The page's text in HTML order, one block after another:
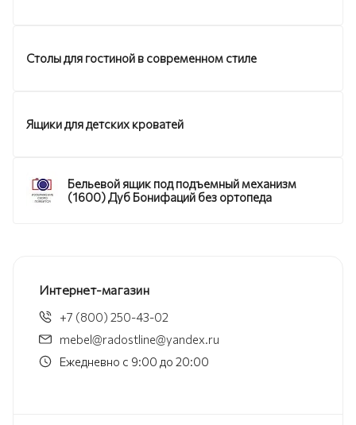
Столы для гостиной в современном стиле
Ящики для детских кроватей
Бельевой ящик под подъемный механизм
(1600) Дуб Бонифаций без ортопеда
Интернет-магазин
+7 (800) 250-43-02
mebel@radostline@yandex.ru
Ежедневно с 9:00 до 20:00